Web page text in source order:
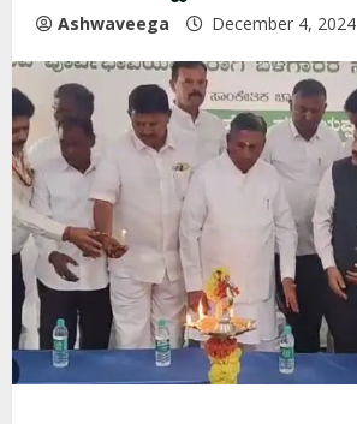
Ashwaveega December 4, 2024